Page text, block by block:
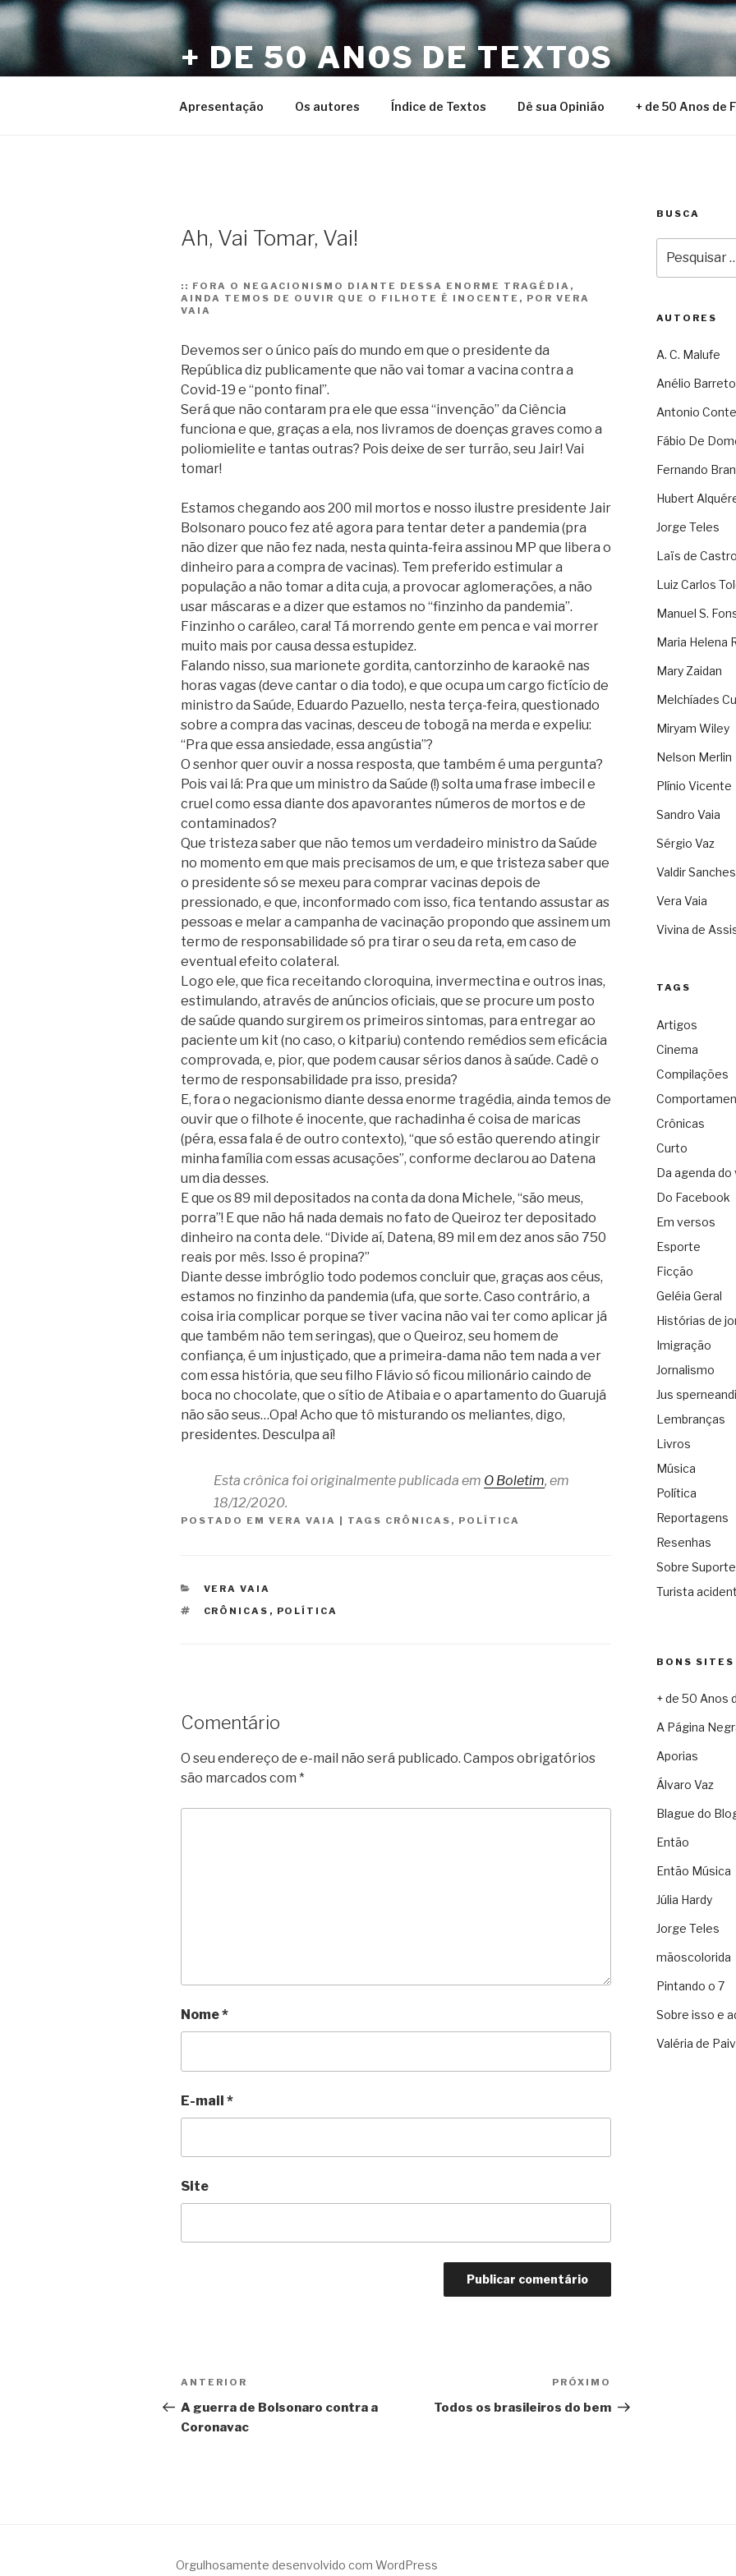
Pular
para
o
conteúdo
+ DE 50 ANOS DE TEXTOS
Apresentação Os autores Índice de Textos Dê sua Opinião + de 50 Anos de
Ah, Vai Tomar, Vai!
:: FORA O NEGACIONISMO DIANTE DESSA ENORME TRAGÉDIA,
AINDA TEMOS DE OUVIR QUE O FILHOTE É INOCENTE, POR VERA
VAIA
Devemos ser o único país do mundo em que o presidente da
República diz publicamente que não vai tomar a vacina contra a
Covid-19 e “ponto final”.
Será que não contaram pra ele que essa “invenção” da Ciência
funciona e que, graças a ela, nos livramos de doenças graves como a
poliomielite e tantas outras? Pois deixe de ser turrão, seu Jair! Vai
tomar!
Estamos chegando aos 200 mil mortos e nosso ilustre presidente Jair
Bolsonaro pouco fez até agora para tentar deter a pandemia (pra
não dizer que não fez nada, nesta quinta-feira assinou MP que libera o
dinheiro para a compra de vacinas). Tem preferido estimular a
população a não tomar a dita cuja, a provocar aglomerações, a não
usar máscaras e a dizer que estamos no “finzinho da pandemia”.
Finzinho o caráleo, cara! Tá morrendo gente em penca e vai morrer
muito mais por causa dessa estupidez.
Falando nisso, sua marionete gordita, cantorzinho de karaokê nas
horas vagas (deve cantar o dia todo), e que ocupa um cargo fictício de
ministro da Saúde, Eduardo Pazuello, nesta terça-feira, questionado
sobre a compra das vacinas, desceu de tobogã na merda e expeliu:
“Pra que essa ansiedade, essa angústia”?
O senhor quer ouvir a nossa resposta, que também é uma pergunta?
Pois vai lá: Pra que um ministro da Saúde (!) solta uma frase imbecil e
cruel como essa diante dos apavorantes números de mortos e de
contaminados?
Que tristeza saber que não temos um verdadeiro ministro da Saúde
no momento em que mais precisamos de um, e que tristeza saber que
o presidente só se mexeu para comprar vacinas depois de
pressionado, e que, inconformado com isso, fica tentando assustar as
pessoas e melar a campanha de vacinação propondo que assinem um
termo de responsabilidade só pra tirar o seu da reta, em caso de
eventual efeito colateral.
Logo ele, que fica receitando cloroquina, invermectina e outros inas,
estimulando, através de anúncios oficiais, que se procure um posto
de saúde quando surgirem os primeiros sintomas, para entregar ao
paciente um kit (no caso, o kitpariu) contendo remédios sem eficácia
comprovada, e, pior, que podem causar sérios danos à saúde. Cadê o
termo de responsabilidade pra isso, presida?
E, fora o negacionismo diante dessa enorme tragédia, ainda temos de
ouvir que o filhote é inocente, que rachadinha é coisa de maricas
(péra, essa fala é de outro contexto), “que só estão querendo atingir
minha família com essas acusações”, conforme declarou ao Datena
um dia desses.
E que os 89 mil depositados na conta da dona Michele, “são meus,
porra”! E que não há nada demais no fato de Queiroz ter depositado
dinheiro na conta dele. “Divide aí, Datena, 89 mil em dez anos são 750
reais por mês. Isso é propina?”
Diante desse imbróglio todo podemos concluir que, graças aos céus,
estamos no finzinho da pandemia (ufa, que sorte. Caso contrário, a
coisa iria complicar porque se tiver vacina não vai ter como aplicar já
que também não tem seringas), que o Queiroz, seu homem de
confiança, é um injustiçado, que a primeira-dama não tem nada a ver
com essa história, que seu filho Flávio só ficou milionário caindo de
boca no chocolate, que o sítio de Atibaia e o apartamento do Guarujá
não são seus…Opa! Acho que tô misturando os meliantes, digo,
presidentes. Desculpa aí!
Esta crônica foi originalmente publicada em O Boletim, em
18/12/2020.
POSTADO EM VERA VAIA | TAGS CRÔNICAS , POLÍTICA
CATEGORIAS
VERA VAIA
TAGS
CRÔNICAS , POLÍTICA
Comentário
O seu endereço de e-mail não será publicado. Campos obrigatórios
são marcados com *
Nome*
E-mail *
Site
Navegação
de
Post
Anterior
ANTERIOR
A guerra de Bolsonaro contra a
Coronavac
PRÓXIMO
Todos os brasileiros do bem
BUSCA
por:
AUTORES
A. C. Malufe
Anélio Barreto
Antonio
Fábio De
Fernando
Hubert
Jorge Teles
Laïs de Castro
Luiz Carlos
Manuel S.
Maria Helena
Mary Zaidan
Melchíades
Miryam Wiley
Nelson Merlin
Plínio Vicente
Sandro Vaia
Sérgio Vaz
Valdir Sanches
Vera Vaia
Vivina de
TAGS
Artigos
Cinema
Compilações
Crônicas
Curto
Da agenda do
Do Facebook
Em versos
Esporte
Ficção
Geléia Geral
Histórias de
Imigração
Jornalismo
Jus sperneandi
Lembranças
Livros
Música
Política
Reportagens
Resenhas
Sobre
Turista
BONS SITES
+ de 50 Anos
A Página
Aporias
Álvaro Vaz
Blague do
Então
Então Música
Júlia Hardy
Jorge Teles
mãoscolorida
Pintando o 7
Sobre isso e
Valéria de
Orgulhosamente desenvolvido com WordPress